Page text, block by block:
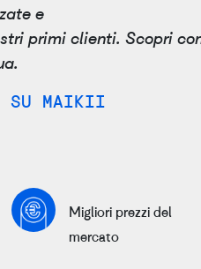
e
primi clienti. Scopri
SU MAIKII
Migliori prezzi del
mercato